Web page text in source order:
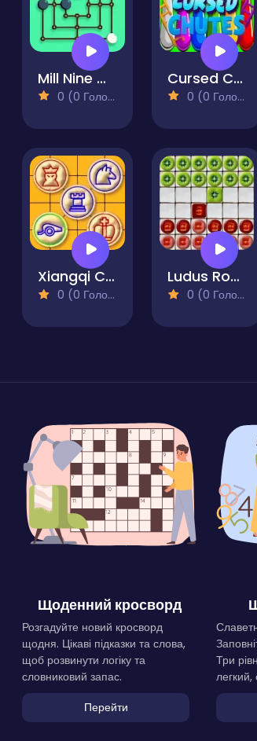
Mill Nine Mens Morris
0 (0 Голосів)
Cursed Chutes
0 (0 Голосів)
Xiangqi Chinese Chess Duel
0 (0 Голосів)
Ludus Roman Checkers
0 (0 Голосів)
Щоденний кросворд
Розгадуйте новий кросворд
щодня. Цікаві підказки та слова,
щоб розвинути логіку та
словниковий запас.
Перейти
Три
легкий,